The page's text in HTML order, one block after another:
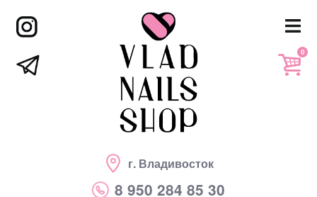
г. Владивосток
8 950 284 85 30
0